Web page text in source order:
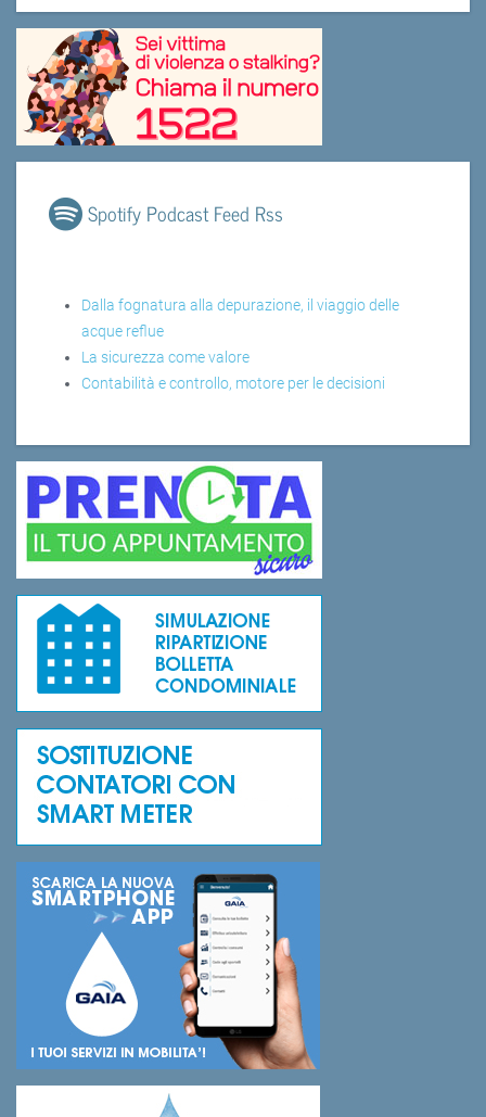
Spotify Podcast Feed Rss
Dalla fognatura alla depurazione, il viaggio delle
acque reflue
La sicurezza come valore
Contabilità e controllo, motore per le decisioni